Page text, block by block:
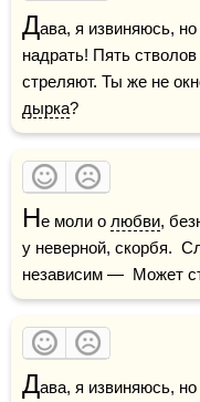
Дава, я извиняюсь,
надрать! Пять
стреляют. Ты же не
дырка?
Не моли о любви,
у неверной, скорбя.
независим —  Может
Дава, я извиняюсь,